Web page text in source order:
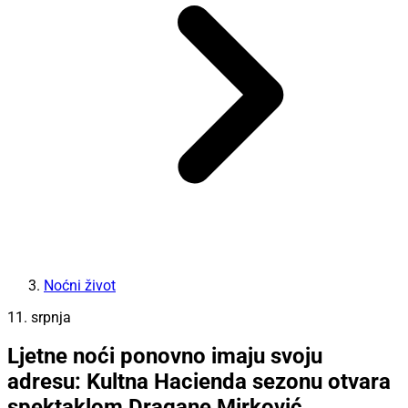
Noćni život
11. srpnja
Ljetne noći ponovno imaju svoju
adresu: Kultna Hacienda sezonu otvara